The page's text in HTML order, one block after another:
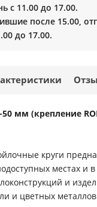
с 11.00 до 17.00.
после 15.00,
до 17.00.
мм (крепление
круги
местах и
и
и цветных